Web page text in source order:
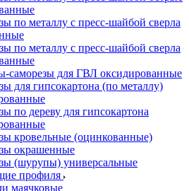
по металлу с пресс-шайбой сверла
по металлу с пресс-шайбой сверла
саморезы для ГВЛ оксидированные
для гипсокартона (по металлу)
по дереву для гипсокартона
кровельные (оцинкованные)
окрашенные
(шурупы) универсальные
профиля
маячковые